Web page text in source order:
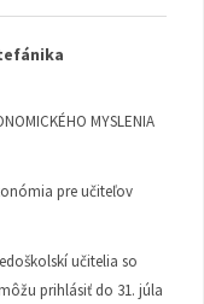
MYSLENIA
pre učiteľov
učitelia so
prihlásiť do 31. júla